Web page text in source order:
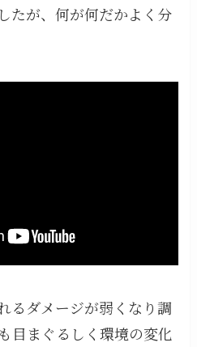
たが、何が何だかよく分
るダメージが弱くなり調
目まぐるしく環境の変化